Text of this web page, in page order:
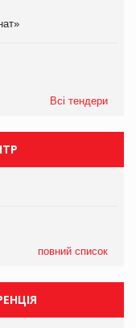
Всі тендери
повний список